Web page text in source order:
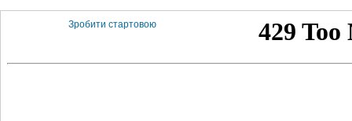
Зробити стартовою